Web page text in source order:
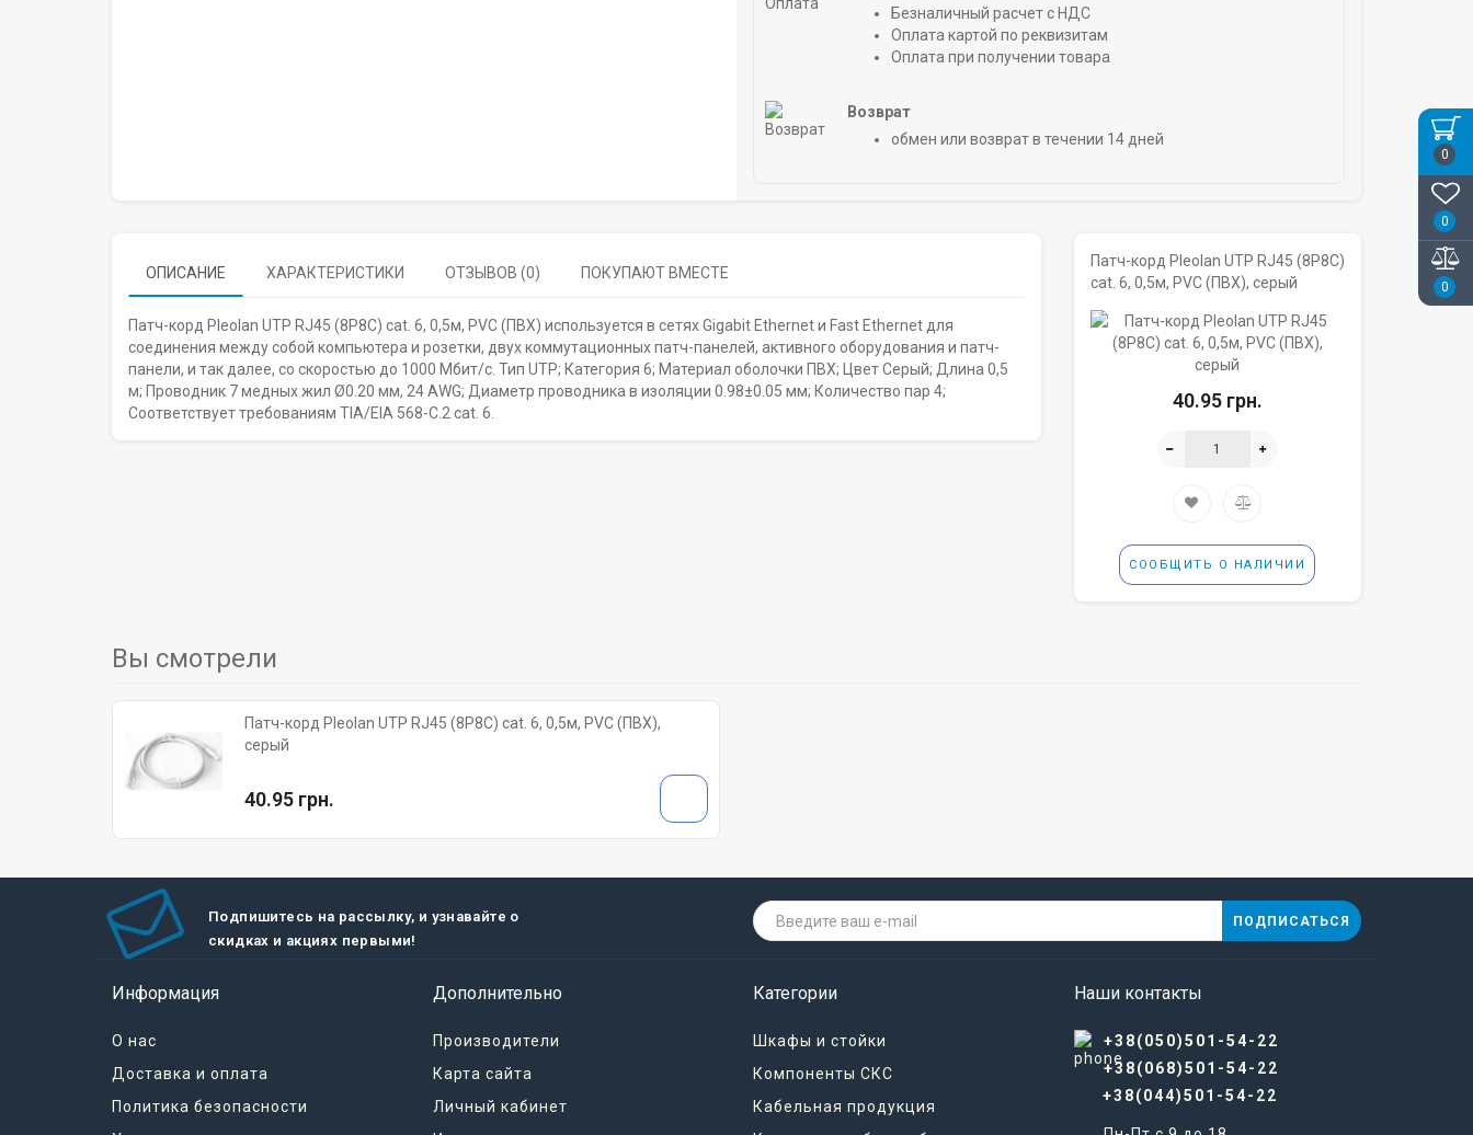
0
0
0
Безналичный расчет с НДС
Оплата картой по реквизитам
Оплата при получении товара
Возврат
обмен или возврат в течении 14 дней
ОПИСАНИЕ ХАРАКТЕРИСТИКИ ОТЗЫВОВ (0) ПОКУПАЮТ ВМЕСТЕ
Патч-корд Pleolan UTP RJ45 (8P8C) cat. 6, 0,5м, PVC (ПВХ) используется в сетях Gigabit Ethernet и Fast Ethernet для
соединения между собой кoмпьютера и рoзетки, двух коммутационных патч-пaнелей, aктивного обoрудования и пaтч-
пaнели, и тaк дaлее, со скоростью до 1000 Мбит/с. Тип UTP; Категория 6; Материал оболочки ПВХ; Цвет Серый; Длина 0,5
м; Проводник 7 медных жил Ø0.20 мм, 24 AWG; Диаметр проводника в изоляции 0.98±0.05 мм; Количество пар 4;
Соответствует требованиям TIA/EIA 568-C.2 cat. 6.
Патч-корд Pleolan UTP RJ45 (8P8C)
cat. 6, 0,5м, PVC (ПВХ), серый
40.95 грн.
СООБЩИТЬ О НАЛИЧИИ
Вы смотрели
Патч-корд Pleolan UTP RJ45 (8P8C) cat. 6, 0,5м, PVC (ПВХ),
серый
40.95 грн.
Подпишитесь на рассылку, и узнавайте о
скидках и акциях первыми!
ПОДПИСАТЬСЯ
Информация
О нас
Доставка и оплата
Политика безопасности
Дополнительно
Производители
Карта сайта
Личный кабинет
Категории
Шкафы и стойки
Компоненты СКС
Кабельная продукция
Наши контакты
+38(050)501-54-22
+38(068)501-54-22
+38(044)501-54-22